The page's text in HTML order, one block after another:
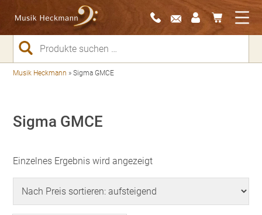
Suchen
nach:
Musik Heckmann »Sigma GMCE
Sigma GMCE
Einzelnes Ergebnis wird angezeigt